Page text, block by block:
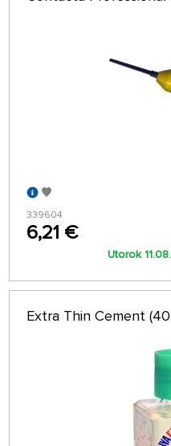
339604
6,21 €
Utorok
Extra Thin Cement